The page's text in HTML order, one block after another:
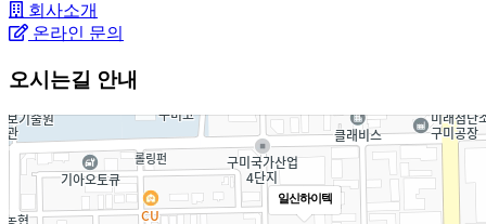
회사소개
온라인 문의
오시는길 안내
일신하이텍